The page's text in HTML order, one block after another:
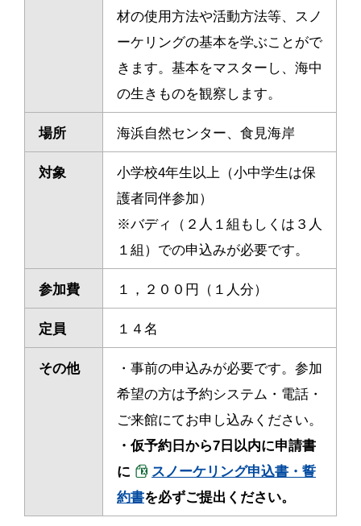
材の使用方法や活動方法等、スノ
ーケリングの基本を学ぶことがで
きます。基本をマスターし、海中
の生きものを観察します。
場所 海浜自然センター、食見海岸
対象
小学校4年生以上（小中学生は保
護者同伴参加）
※バディ（２人１組もしくは３人
１組）での申込みが必要です。
参加費 １，２００円（１人分）
定員 １４名
その他
・事前の申込みが必要です。参加
希望の方は予約システム・電話・
ご来館にてお申し込みください。
・仮予約日から7日以内に申請書
に
スノーケリング申込書・誓
約書を必ずご提出ください。